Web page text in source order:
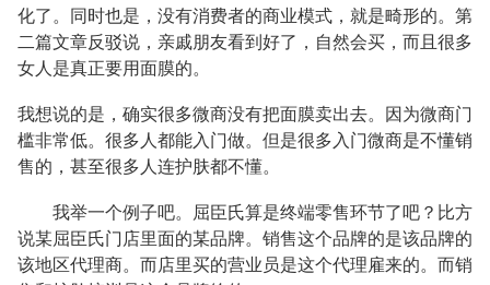
化了。同时也是，没有消费者的商业模式，就是畸形的。第
二篇文章反驳说，亲戚朋友看到好了，自然会买，而且很多
女人是真正要用面膜的。
我想说的是，确实很多微商没有把面膜卖出去。因为微商门
槛非常低。很多人都能入门做。但是很多入门微商是不懂销
售的，甚至很多人连护肤都不懂。
我举一个例子吧。屈臣氏算是终端零售环节了吧？比方
说某屈臣氏门店里面的某品牌。销售这个品牌的是该品牌的
该地区代理商。而店里买的营业员是这个代理雇来的。而销